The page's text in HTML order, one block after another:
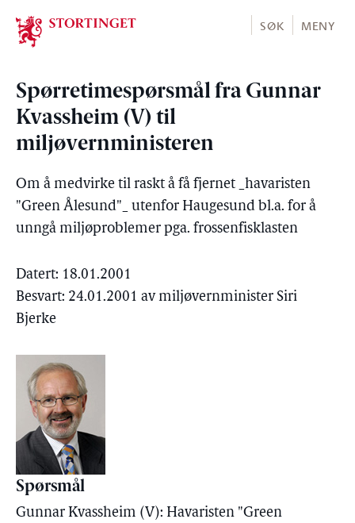
Stortinget.no
SØK MENY
Spørretimespørsmål fra Gunnar
Kvassheim (V) til
miljøvernministeren
Om å medvirke til raskt å få fjernet _havaristen
"Green Ålesund"_ utenfor Haugesund bl.a. for å
unngå miljøproblemer pga. frossenfisklasten
Datert: 18.01.2001
Besvart: 24.01.2001 av miljøvernminister Siri
Bjerke
Spørsmål
Gunnar Kvassheim (V): Havaristen "Green